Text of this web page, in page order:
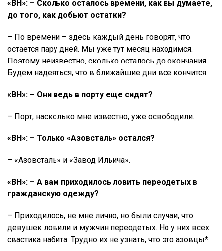
«ВН»: – Сколько осталось времени, как вы думаете,
до того, как добьют остатки?
– По времени – здесь каждый день говорят, что
остается пару дней. Мы уже тут месяц находимся.
Поэтому неизвестно, сколько осталось до окончания.
Будем надеяться, что в ближайшие дни все кончится.
«ВН»: – Они ведь в порту еще сидят?
– Порт, насколько мне известно, уже освободили.
«ВН»: – Только «Азовсталь» остался?
– «Азовсталь» и «Завод Ильича».
«ВН»: – А вам приходилось ловить переодетых в
гражданскую одежду?
– Приходилось, не мне лично, но были случаи, что
девушек ловили и мужчин переодетых. Но у них всех
свастика набита. Трудно их не узнать, что это азовцы*.